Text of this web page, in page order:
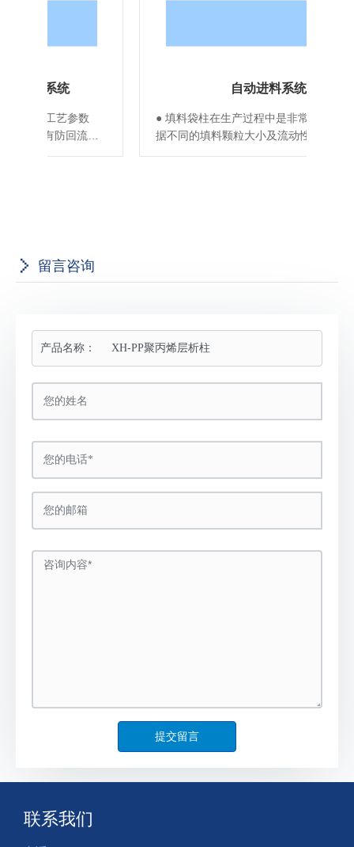
● 填料袋柱在生产过程中是非常重要的，要根
据不同的填料颗粒大小及流动性能等，采用不
留言咨询
产品名称： XH-PP聚丙烯层析柱
提交留言
联系我们